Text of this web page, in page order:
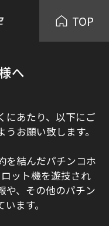
TOP
へ
にあたり、以下にご
お願い致します。
を結んだパチンコホ
ット機を遊技され
や、その他のパチン
ます。